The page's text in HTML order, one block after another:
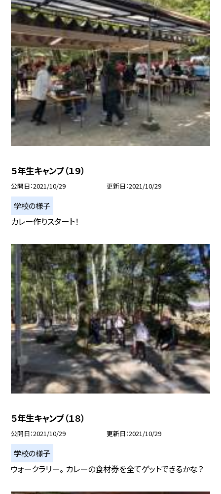
５年生キャンプ（１９）
公開日 2021/10/29 更新日 2021/10/29
学校の様子
カレー作りスタート！
５年生キャンプ（１８）
公開日 2021/10/29 更新日 2021/10/29
学校の様子
ウォークラリー。 カレーの食材券を全てゲットできるかな？